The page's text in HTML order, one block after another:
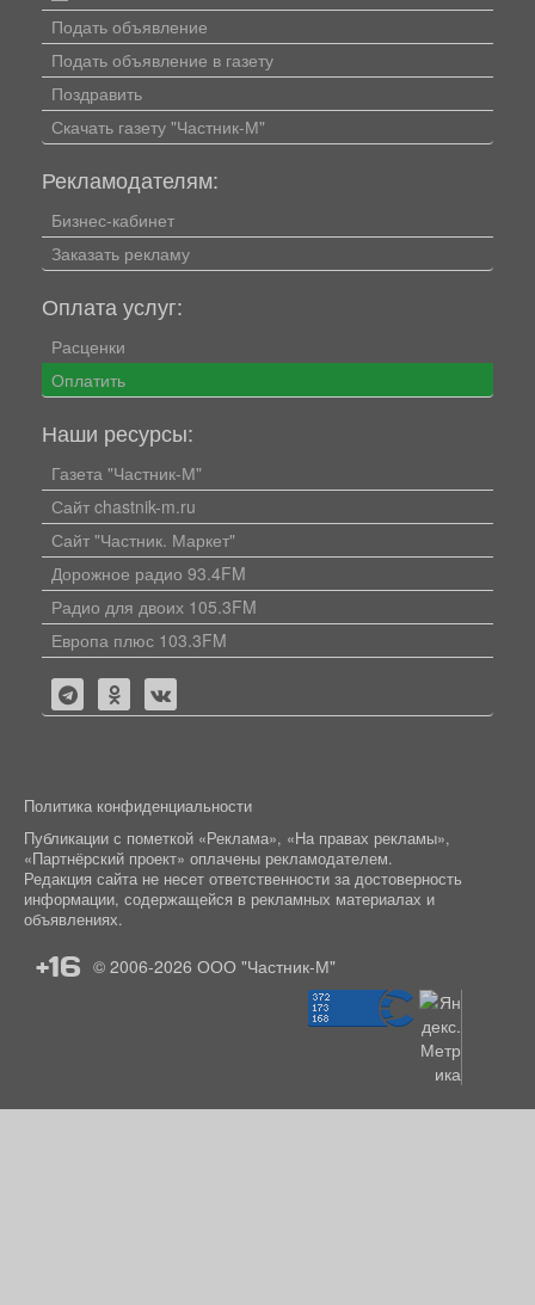
Подать объявление
Подать объявление в газету
Поздравить
Скачать газету "Частник-М"
Рекламодателям:
Бизнес-кабинет
Заказать рекламу
Оплата услуг:
Расценки
Оплатить
Наши ресурсы:
Газета "Частник-М"
Сайт chastnik-m.ru
Сайт "Частник. Маркет"
Дорожное радио 93.4FM
Радио для двоих 105.3FM
Европа плюс 103.3FM
Политика конфиденциальности
Публикации с пометкой «Реклама», «На правах рекламы»,
«Партнёрский проект» оплачены рекламодателем.
Редакция сайта не несет ответственности за достоверность
информации, содержащейся в рекламных материалах и
объявлениях.
+16 © 2006-2026 ООО "Частник-М"